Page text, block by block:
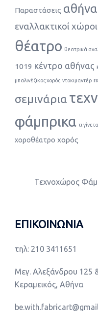
Παραστάσεις αθήνα
εναλλακτικοί
θέατρο θεατρικά
1019 κέντρο αθήνας
μπαλινέζικος χορός ντοκιμαντέρ
σεμινάρια
φάμπρικα τι
χοροθέατρο χορός
Τεχνοχώρος
ΕΠΙΚΟΙΝΩΝΙΑ
τηλ: 210 3411651
Μεγ. Αλεξάνδρου 125
Κεραμεικός, Αθήνα